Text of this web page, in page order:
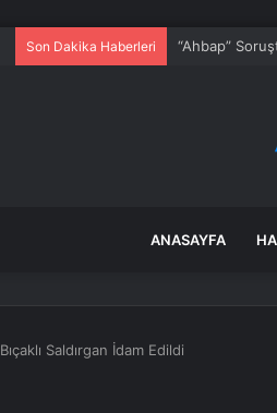
Son Dakika Haberleri Madenciler
ANASAYFA
Bıçaklı Saldırgan İdam Edildi